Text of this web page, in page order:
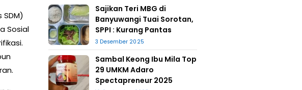
Sosial
Sajikan Teri MBG di
Banyuwangi Tuai Sorotan,
SPPI : Kurang Pantas
3 Desember 2025
Sambal Keong Ibu Mila Top
29 UMKM Adaro
Spectapreneur 2025